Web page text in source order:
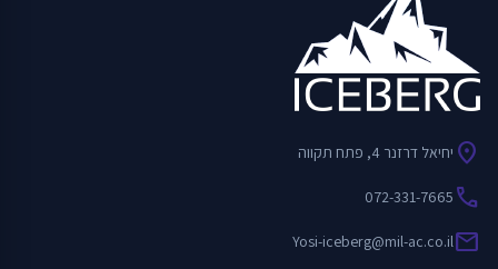
location_on יחיאל דרזנר 4, פתח תקווה
call
072-331-7665
mail
Yosi-iceberg@mil-ac.co.il